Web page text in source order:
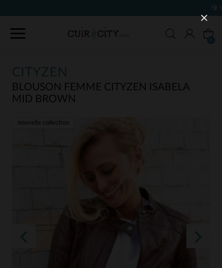
CITYZEN
BLOUSON FEMME CITYZEN ISABELA
MID BROWN
nouvelle collection